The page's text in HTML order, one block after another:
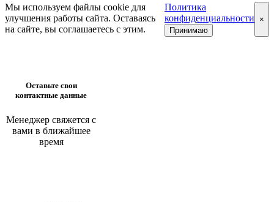
Мы используем файлы cookie для
улучшения работы сайта. Оставаясь
на сайте, вы соглашаетесь с этим.
Политика
конфиденциальности
Принимаю
×
Оставьте свои
контактные данные
Менеджер свяжется с
вами в ближайшее
время